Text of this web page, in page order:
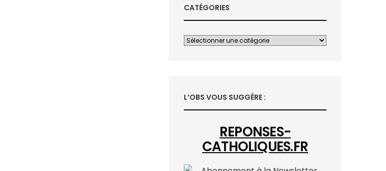
CATÉGORIES
L’OBS VOUS SUGGÈRE :
REPONSES-
CATHOLIQUES.FR